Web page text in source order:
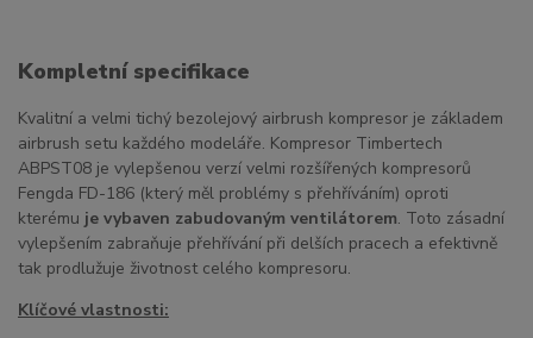
Kompletní specifikace
Kvalitní a velmi tichý bezolejový airbrush kompresor je základem
airbrush setu každého modeláře. Kompresor Timbertech
ABPST08 je vylepšenou verzí velmi rozšířených kompresorů
Fengda FD-186 (který měl problémy s přehříváním) oproti
kterému je vybaven zabudovaným ventilátorem. Toto zásadní
vylepšením zabraňuje přehřívání při delších pracech a efektivně
tak prodlužuje životnost celého kompresoru.
Klíčové vlastnosti: